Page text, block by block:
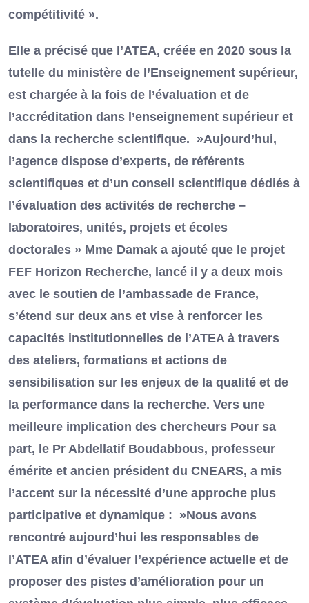
compétitivité ».
Elle a précisé que l’ATEA, créée en 2020 sous la
tutelle du ministère de l’Enseignement supérieur,
est chargée à la fois de l’évaluation et de
l’accréditation dans l’enseignement supérieur et
dans la recherche scientifique. »Aujourd’hui,
l’agence dispose d’experts, de référents
scientifiques et d’un conseil scientifique dédiés à
l’évaluation des activités de recherche –
laboratoires, unités, projets et écoles
doctorales » Mme Damak a ajouté que le projet
FEF Horizon Recherche, lancé il y a deux mois
avec le soutien de l’ambassade de France,
s’étend sur deux ans et vise à renforcer les
capacités institutionnelles de l’ATEA à travers
des ateliers, formations et actions de
sensibilisation sur les enjeux de la qualité et de
la performance dans la recherche. Vers une
meilleure implication des chercheurs Pour sa
part, le Pr Abdellatif Boudabbous, professeur
émérite et ancien président du CNEARS, a mis
l’accent sur la nécessité d’une approche plus
participative et dynamique : »Nous avons
rencontré aujourd’hui les responsables de
l’ATEA afin d’évaluer l’expérience actuelle et de
proposer des pistes d’amélioration pour un